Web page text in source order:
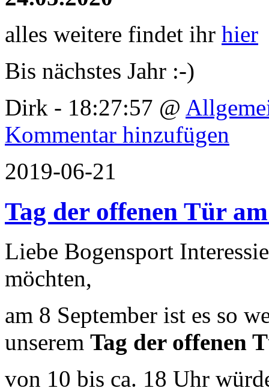
alles weitere findet ihr hier
Bis nächstes Jahr :-)
Dirk - 18:27:57 @
Kommentar hinzufügen
2019-06-21
Tag der offenen Tür
Liebe Bogensport
möchten,
am 8 September ist es so
unserem Tag der offenen
von 10 bis ca. 18 Uhr